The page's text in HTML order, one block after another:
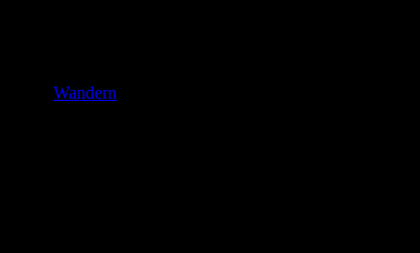
Wandern